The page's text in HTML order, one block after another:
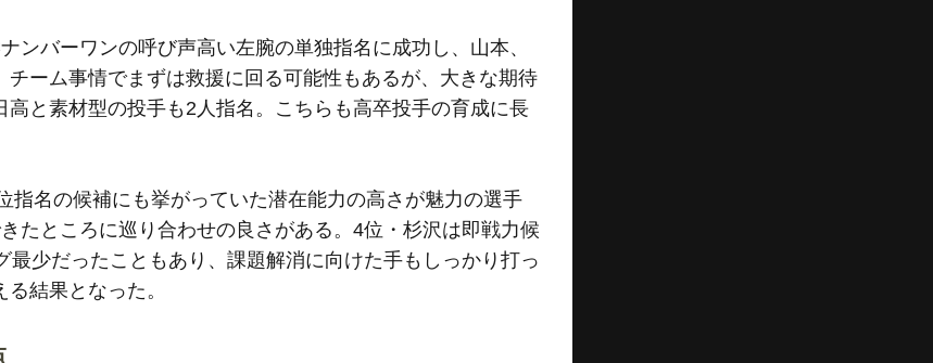
バーワンの呼び声高い左腕の単独指名に成功し、山本、
ーム事情でまずは救援に回る可能性もあるが、大きな期待
と素材型の投手も2人指名。こちらも高卒投手の育成に長
名の候補にも挙がっていた潜在能力の高さが魅力の選手
たところに巡り合わせの良さがある。4位・杉沢は即戦力候
少だったこともあり、課題解消に向けた手もしっかり打っ
結果となった。